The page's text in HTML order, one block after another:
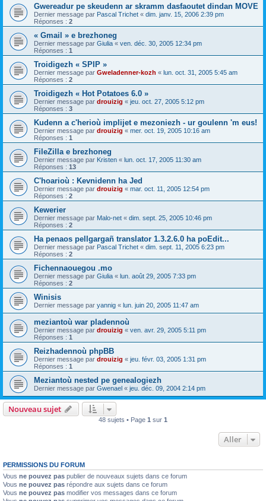
Gwereadur pe skeudenn ar skramm dasfaoutet dindan MOVE
Dernier message par Pascal Trichet « dim. janv. 15, 2006 2:39 pm
Réponses : 2
« Gmail » e brezhoneg
Dernier message par Giulia « ven. déc. 30, 2005 12:34 pm
Réponses : 1
Troidigezh « SPIP »
Dernier message par Gweladenner-kozh « lun. oct. 31, 2005 5:45 am
Réponses : 2
Troidigezh « Hot Potatoes 6.0 »
Dernier message par drouizig « jeu. oct. 27, 2005 5:12 pm
Réponses : 3
Kudenn a c'herioù implijet e mezoniezh - ur goulenn 'm eus!
Dernier message par drouizig « mer. oct. 19, 2005 10:16 am
Réponses : 1
FileZilla e brezhoneg
Dernier message par Kristen « lun. oct. 17, 2005 11:30 am
Réponses : 13
C'hoarioù : Kevnidenn ha Jed
Dernier message par drouizig « mar. oct. 11, 2005 12:54 pm
Réponses : 2
Kewerier
Dernier message par Malo-net « dim. sept. 25, 2005 10:46 pm
Réponses : 2
Ha penaos pellgargañ translator 1.3.2.6.0 ha poEdit...
Dernier message par Pascal Trichet « dim. sept. 11, 2005 6:23 pm
Réponses : 2
Fichennaouegou .mo
Dernier message par Giulia « lun. août 29, 2005 7:33 pm
Réponses : 2
Winisis
Dernier message par yannig « lun. juin 20, 2005 11:47 am
meziantoù war pladennoù
Dernier message par drouizig « ven. avr. 29, 2005 5:11 pm
Réponses : 1
Reizhadennoù phpBB
Dernier message par drouizig « jeu. févr. 03, 2005 1:31 pm
Réponses : 1
Meziantoù nested pe genealogiezh
Dernier message par Gwenael « jeu. déc. 09, 2004 2:14 pm
Nouveau sujet
48 sujets • Page 1 sur 1
Aller
PERMISSIONS DU FORUM
Vous ne pouvez pas publier de nouveaux sujets dans ce forum
Vous ne pouvez pas répondre aux sujets dans ce forum
Vous ne pouvez pas modifier vos messages dans ce forum